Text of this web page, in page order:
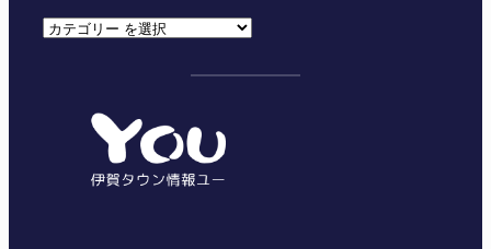
カ